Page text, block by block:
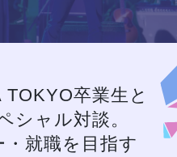
卒業生と
シャル対談。
就職を目指す
を見る